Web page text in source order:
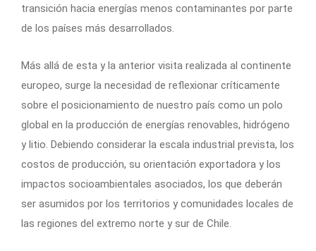
transición hacia energías menos contaminantes por parte
de los países más desarrollados.
Más allá de esta y la anterior visita realizada al continente
europeo, surge la necesidad de reflexionar críticamente
sobre el posicionamiento de nuestro país como un polo
global en la producción de energías renovables, hidrógeno
y litio. Debiendo considerar la escala industrial prevista, los
costos de producción, su orientación exportadora y los
impactos socioambientales asociados, los que deberán
ser asumidos por los territorios y comunidades locales de
las regiones del extremo norte y sur de Chile.